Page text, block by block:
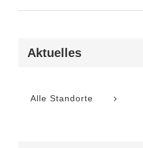
Aktuelles
Alle Standorte